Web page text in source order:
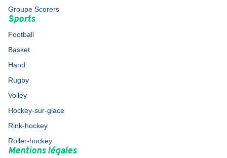
Groupe Scorers
Sports
Football
Basket
Hand
Rugby
Volley
Hockey-sur-glace
Rink-hockey
Roller-hockey
Mentions légales